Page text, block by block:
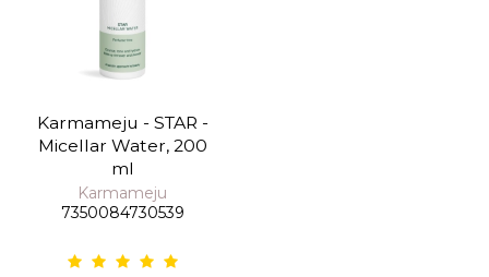
Karmameju - STAR -
Micellar Water, 200
ml
Karmameju
7350084730539